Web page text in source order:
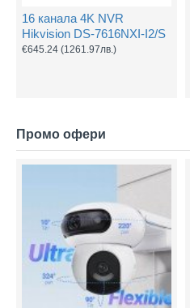
16 канала 4K NVR
Hikvision DS-7616NXI-I2/S
€645.24 (1261.97лв.)
Промо офери